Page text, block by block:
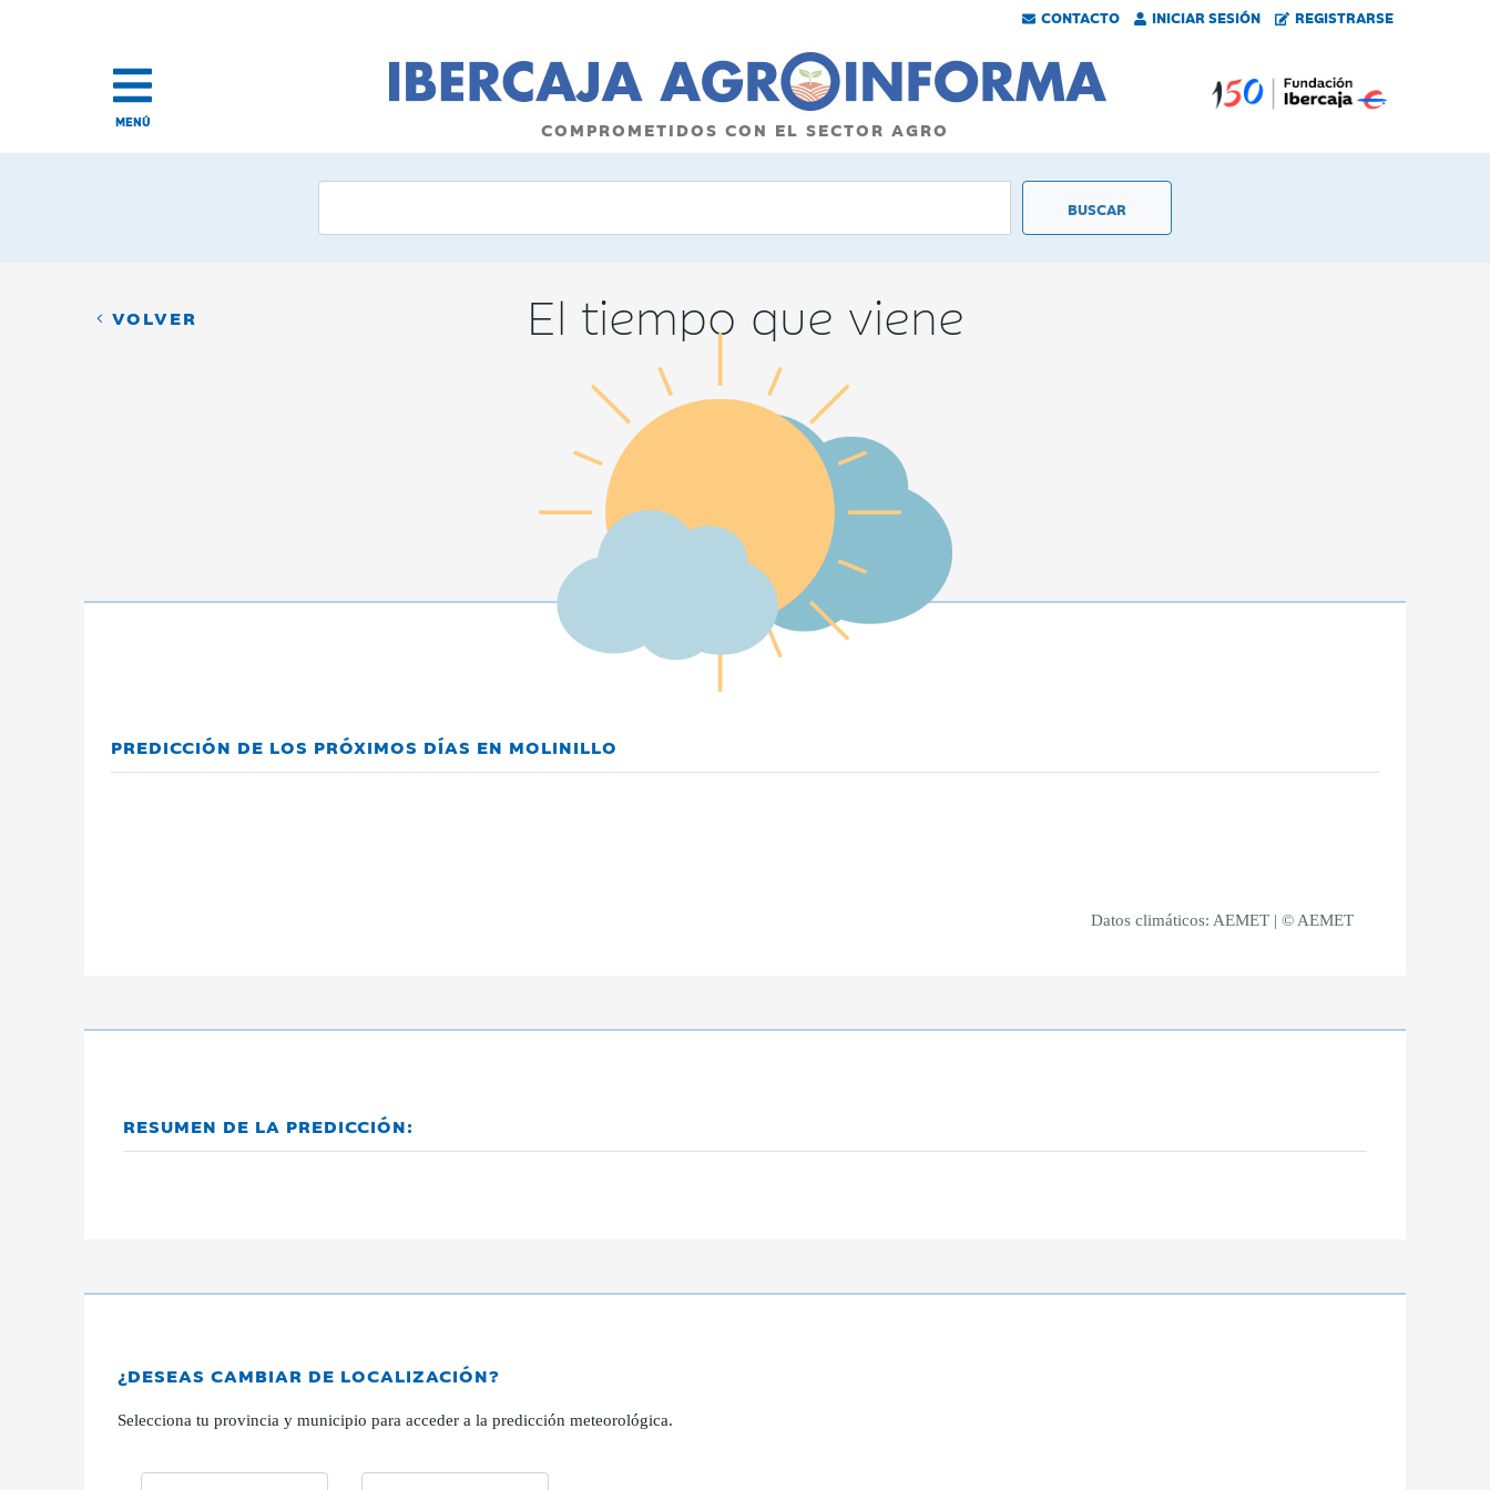
CONTACTO INICIAR SESIÓN REGISTRARSE
MENÚ COMPROMETIDOS CON EL SECTOR AGRO
VOLVER El tiempo que viene
PREDICCIÓN DE LOS PRÓXIMOS DÍAS EN MOLINILLO
Datos climáticos: AEMET | © AEMET
RESUMEN DE LA PREDICCIÓN:
¿DESEAS CAMBIAR DE LOCALIZACIÓN?
Selecciona tu provincia y municipio para acceder a la predicción meteorológica.